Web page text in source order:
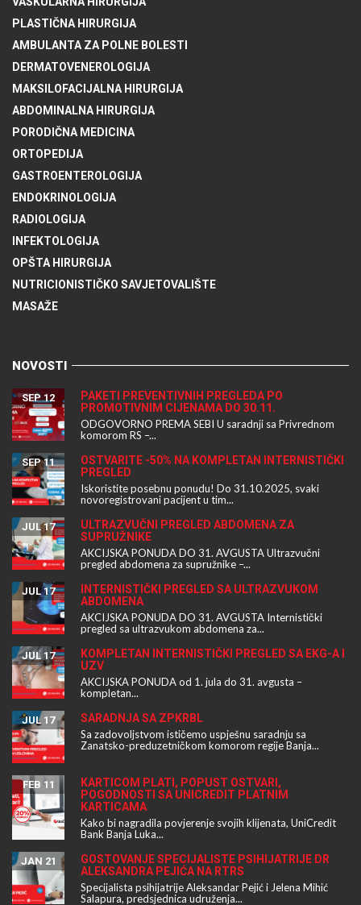
PLASTIČNA HIRURGIJA
AMBULANTA ZA POLNE BOLESTI
DERMATOVENEROLOGIJA
MAKSILOFACIJALNA HIRURGIJA
ABDOMINALNA HIRURGIJA
PORODIČNA MEDICINA
ORTOPEDIJA
GASTROENTEROLOGIJA
ENDOKRINOLOGIJA
RADIOLOGIJA
INFEKTOLOGIJA
OPŠTA HIRURGIJA
NUTRICIONISTIČKO SAVJETOVALIŠTE
MASAŽE
NOVOSTI
PAKETI PREVENTIVNIH PREGLEDA PO
PROMOTIVNIM CIJENAMA DO 30.11.
SEP 12
ODGOVORNO PREMA SEBI U saradnji sa Privrednom
komorom RS –...
OSTVARITE -50% NA KOMPLETAN INTERNISTIČKI
PREGLED
SEP 11
Iskoristite posebnu ponudu! Do 31.10.2025, svaki
novoregistrovani pacijent u tim...
ULTRAZVUČNI PREGLED ABDOMENA ZA
SUPRUŽNIKE
JUL 17
AKCIJSKA PONUDA DO 31. AVGUSTA Ultrazvučni
pregled abdomena za supružnike –...
INTERNISTIČKI PREGLED SA ULTRAZVUKOM
ABDOMENA
JUL 17
AKCIJSKA PONUDA DO 31. AVGUSTA Internistički
pregled sa ultrazvukom abdomena za...
KOMPLETAN INTERNISTIČKI PREGLED SA EKG-A I
UZV
JUL 17
AKCIJSKA PONUDA od 1. jula do 31. avgusta –
kompletan...
SARADNJA SA ZPKRBL
JUL 17
Sa zadovoljstvom ističemo uspješnu saradnju sa
Zanatsko-preduzetničkom komorom regije Banja...
KARTICOM PLATI, POPUST OSTVARI,
POGODNOSTI SA UNICREDIT PLATNIM
KARTICAMA
FEB 11
Kako bi nagradila povjerenje svojih klijenata, UniCredit
Bank Banja Luka...
GOSTOVANJE SPECIJALISTE PSIHIJATRIJE DR
ALEKSANDRA PEJIĆA NA RTRS
JAN 21
Specijalista psihijatrije Aleksandar Pejić i Jelena Mihić
Salapura, predsjednica udruženja...